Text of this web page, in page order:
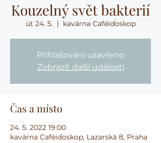
Kouzelný svět bakterií
út 24. 5.
  |
kavárna Caféidoskop
Přihlašování uzavřeno
Zobrazit další události
Čas a místo
24. 5. 2022 19:00
kavárna Caféidoskop, Lazarská 8, Praha